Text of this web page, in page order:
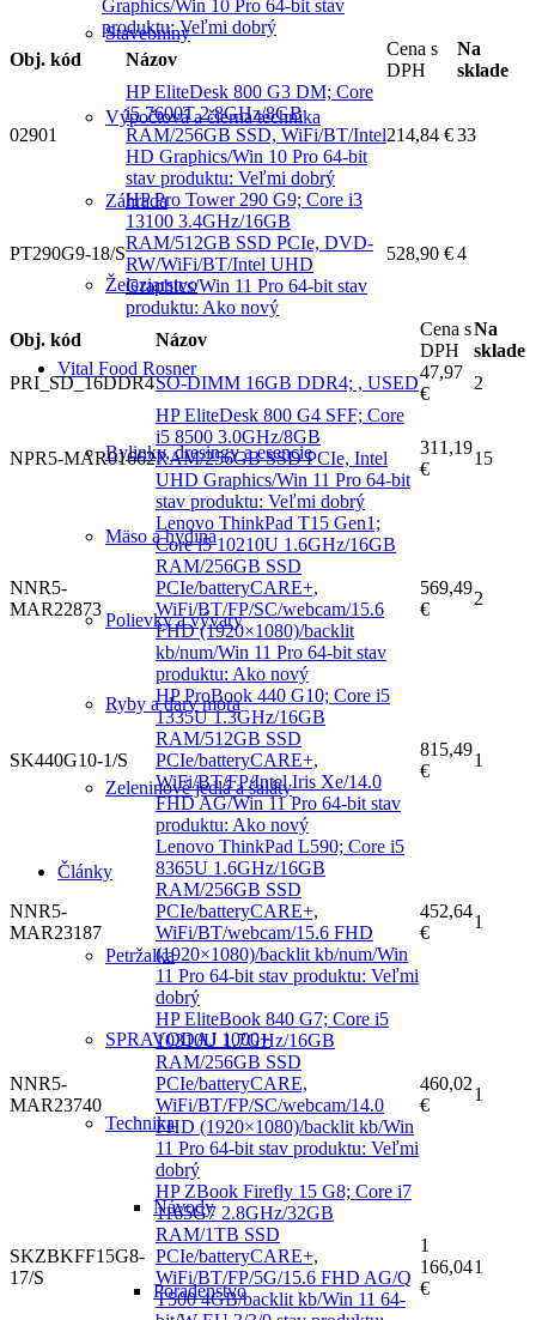
Stavebniny
Výpočtová a čierna technika
Záhrada
Železiarstvo
Vital Food Rosner
Bylinky, dresingy a esencie
Mäso a hydina
Polievky a vývary
Ryby a dary mora
Zeleninové jedlá a šaláty
Články
Petržalka
SPRAVODAJ 1000+
Technika
Návody
Poradenstvo
Graphics/Win 10 Pro 64-bit stav
produktu: Veľmi dobrý
Obj. kód Názov
Cena s
DPH
Na
sklade
02901
HP EliteDesk 800 G3 DM; Core
i5 7600T 2.8GHz/8GB
RAM/256GB SSD, WiFi/BT/Intel
HD Graphics/Win 10 Pro 64-bit
stav produktu: Veľmi dobrý
214,84 €33
PT290G9-18/S
HP Pro Tower 290 G9; Core i3
13100 3.4GHz/16GB
RAM/512GB SSD PCIe, DVD-
RW/WiFi/BT/Intel UHD
Graphics/Win 11 Pro 64-bit stav
produktu: Ako nový
528,90 €4
Obj. kód Názov
Cena s
DPH
Na
sklade
PRI_SD_16DDR4SO-DIMM 16GB DDR4; , USED
47,97
€
2
NPR5-MAR01662
HP EliteDesk 800 G4 SFF; Core
i5 8500 3.0GHz/8GB
RAM/256GB SSD PCIe, Intel
UHD Graphics/Win 11 Pro 64-bit
stav produktu: Veľmi dobrý
311,19
€
15
NNR5-
MAR22873
Lenovo ThinkPad T15 Gen1;
Core i5 10210U 1.6GHz/16GB
RAM/256GB SSD
PCIe/batteryCARE+,
WiFi/BT/FP/SC/webcam/15.6
FHD (1920×1080)/backlit
kb/num/Win 11 Pro 64-bit stav
produktu: Ako nový
569,49
€
2
SK440G10-1/S
HP ProBook 440 G10; Core i5
1335U 1.3GHz/16GB
RAM/512GB SSD
PCIe/batteryCARE+,
WiFi/BT/FP/Intel Iris Xe/14.0
FHD AG/Win 11 Pro 64-bit stav
produktu: Ako nový
815,49
€
1
NNR5-
MAR23187
Lenovo ThinkPad L590; Core i5
8365U 1.6GHz/16GB
RAM/256GB SSD
PCIe/batteryCARE+,
WiFi/BT/webcam/15.6 FHD
(1920×1080)/backlit kb/num/Win
11 Pro 64-bit stav produktu: Veľmi
dobrý
452,64
€
1
NNR5-
MAR23740
HP EliteBook 840 G7; Core i5
10310U 1.7GHz/16GB
RAM/256GB SSD
PCIe/batteryCARE,
WiFi/BT/FP/SC/webcam/14.0
FHD (1920×1080)/backlit kb/Win
11 Pro 64-bit stav produktu: Veľmi
dobrý
460,02
€
1
SKZBKFF15G8-
17/S
HP ZBook Firefly 15 G8; Core i7
1165G7 2.8GHz/32GB
RAM/1TB SSD
PCIe/batteryCARE+,
WiFi/BT/FP/5G/15.6 FHD AG/Q
T500 4GB/backlit kb/Win 11 64-
1
166,04
€
1